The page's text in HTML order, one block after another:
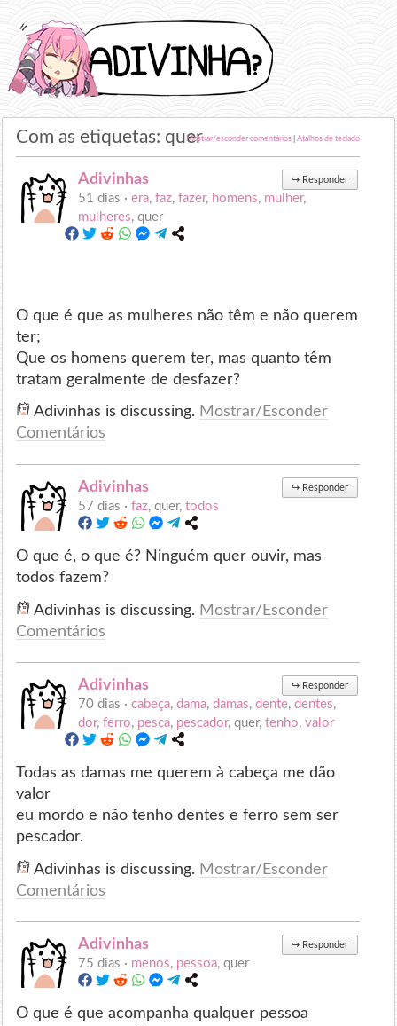
Com as etiquetas: querMostrar/esconder comentários| Atalhos de teclado
Adivinhas ↪ Responder
51 dias ·era,faz,fazer, homens, mulher,
mulheres, quer
O que é que as mulheres não têm e não querem
ter;
Que os homens querem ter, mas quanto têm
tratam geralmente de desfazer?
Adivinhas is discussing. Mostrar/Esconder
Comentários
Adivinhas ↪ Responder
57 dias ·faz, quer,todos
O que é, o que é? Ninguém quer ouvir, mas
todos fazem?
Adivinhas is discussing. Mostrar/Esconder
Comentários
Adivinhas ↪ Responder
70 dias ·cabeça,dama,damas,dente,dentes,
dor,ferro, pesca, pescador, quer,tenho,valor
Todas as damas me querem à cabeça me dão
valor
eu mordo e não tenho dentes e ferro sem ser
pescador.
Adivinhas is discussing. Mostrar/Esconder
Comentários
Adivinhas ↪ Responder
75 dias · menos, pessoa, quer
O que é que acompanha qualquer pessoa